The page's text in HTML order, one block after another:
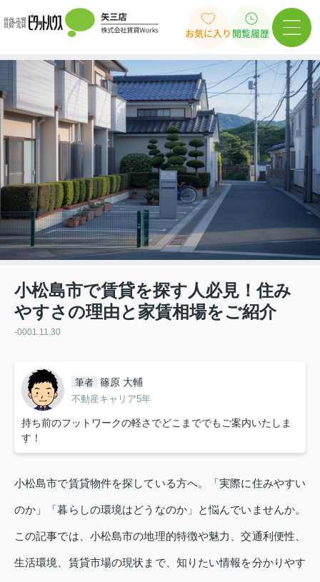
お気に入り 閲覧履歴
小松島市で賃貸を探す人必見！住み
やすさの理由と家賃相場をご紹介
-0001.11.30
筆者 篠原 大輔
不動産キャリア5年
持ち前のフットワークの軽さでどこまででもご案内いたしま
す！
小松島市で賃貸物件を探している方へ。「実際に住みやすい
のか」「暮らしの環境はどうなのか」と悩んでいませんか。
この記事では、小松島市の地理的特徴や魅力、交通利便性、
生活環境、賃貸市場の現状まで、知りたい情報を分かりやす